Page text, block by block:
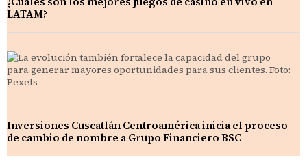
LATAM?
Inversiones Cuscatlán Centroamérica inicia el proceso
de cambio de nombre a Grupo Financiero BSC